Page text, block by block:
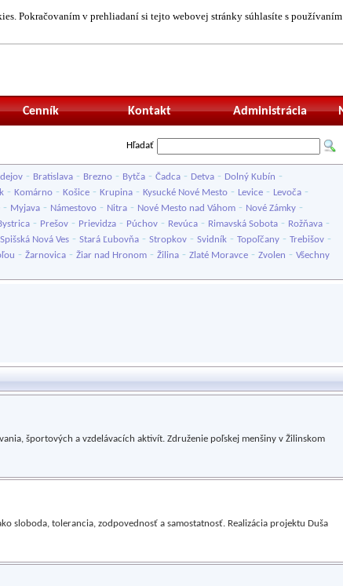
Pokračovaním v prehliadaní si tejto webovej stránky súhlasíte s
Administrácia
Kontakt
Cenník
Hľadať
- Bratislava - Brezno - Bytča - Čadca - Detva - Dolný Kubín -
- Komárno - Košice - Krupina - Kysucké Nové Mesto - Levice - Levoča -
- Myjava - Námestovo - Nitra - Nové Mesto nad Váhom - Nové Zámky -
- Prešov - Prievidza - Púchov - Revúca - Rimavská Sobota - Rožňava -
Spišská Nová Ves - Stará Ľubovňa - Stropkov - Svidník - Topoľčany - Trebišov -
- Žarnovica - Žiar nad Hronom - Žilina - Zlaté Moravce - Zvolen - Všechny
športových a vzdelávacích aktivít. Združenie poľskej menšiny v Žilinskom
sloboda, tolerancia, zodpovednosť a samostatnosť. Realizácia projektu Duša